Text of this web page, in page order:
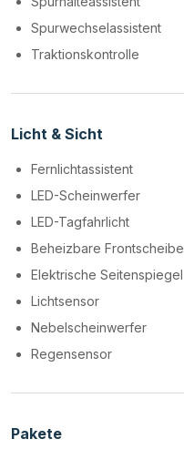
Spurwechselassistent
Traktionskontrolle
Licht & Sicht
Fernlichtassistent
LED-Scheinwerfer
LED-Tagfahrlicht
Beheizbare Frontscheibe
Elektrische Seitenspiegel
Lichtsensor
Nebelscheinwerfer
Regensensor
Pakete